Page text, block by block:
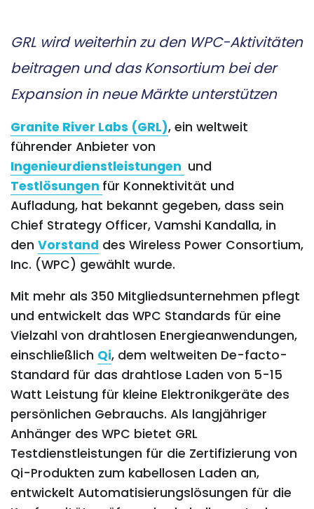
GRL wird weiterhin zu den WPC-Aktivitäten
beitragen und das Konsortium bei der
Expansion in neue Märkte unterstützen
Granite River Labs (GRL), ein weltweit
führender Anbieter von
Ingenieurdienstleistungen und
Testlösungen für Konnektivität und
Aufladung, hat bekannt gegeben, dass sein
Chief Strategy Officer, Vamshi Kandalla, in
den Vorstand des Wireless Power Consortium,
Inc. (WPC) gewählt wurde.
Mit mehr als 350 Mitgliedsunternehmen pflegt
und entwickelt das WPC Standards für eine
Vielzahl von drahtlosen Energieanwendungen,
einschließlich Qi, dem weltweiten De-facto-
Standard für das drahtlose Laden von 5-15
Watt Leistung für kleine Elektronikgeräte des
persönlichen Gebrauchs. Als langjähriger
Anhänger des WPC bietet GRL
Testdienstleistungen für die Zertifizierung von
Qi-Produkten zum kabellosen Laden an,
entwickelt Automatisierungslösungen für die